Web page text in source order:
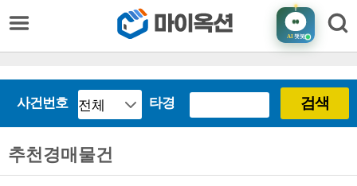
AI챗봇
사건번호 타경 검색
추천경매물건